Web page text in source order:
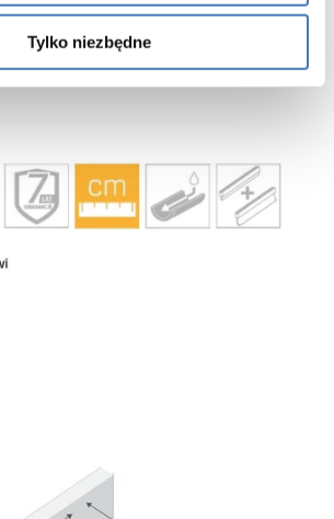
Tylko niezbędne
do kabiny